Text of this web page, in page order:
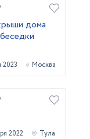
дома
2023 Москва
2022 Тула